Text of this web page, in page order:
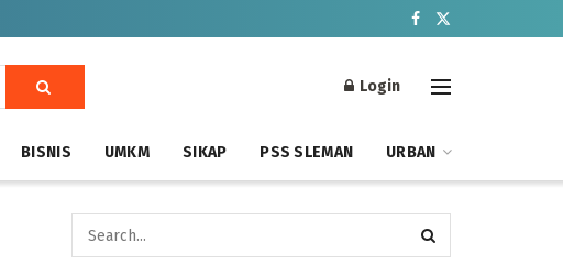
Login
BISNIS UMKM SIKAP PSS SLEMAN URBAN